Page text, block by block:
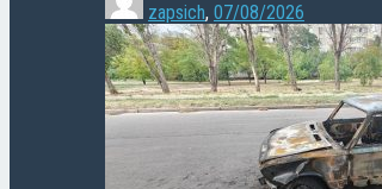
zapsich, 07/08/2026